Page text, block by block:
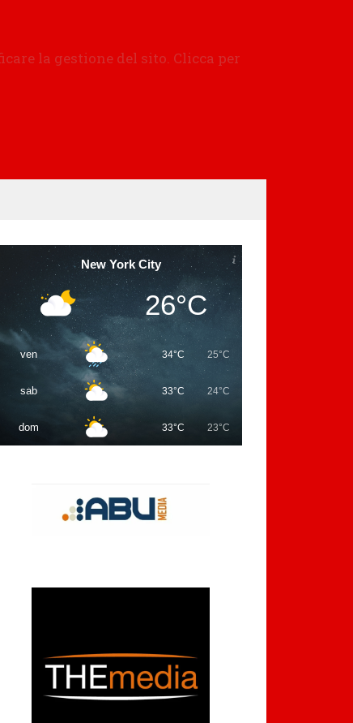
New York City
26°C
ven 34°C 25°C
sab 33°C 24°C
dom 33°C 23°C